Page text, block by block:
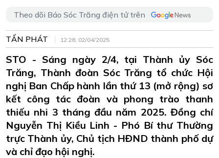
HỌC TẬP VÀ LÀM THEO TƯ TƯỞNG, ĐẠO ĐỨC, PHONG CÁCH HỒ
ĐẶT BÁO GIẤY ONLINE
Theo dõi Báo Sóc Trăng điện tử trên
TẤN PHÁT 12:28, 02/04/2025
STO - Sáng ngày 2/4, tại Thành ủy Sóc
Trăng, Thành đoàn Sóc Trăng tổ chức Hội
nghị Ban Chấp hành lần thứ 13 (mở rộng) sơ
kết công tác đoàn và phong trào thanh
thiếu nhi 3 tháng đầu năm 2025. Đồng chí
Nguyễn Thị Kiều Linh - Phó Bí thư Thường
trực Thành ủy, Chủ tịch HĐND thành phố dự
và chỉ đạo hội nghị.